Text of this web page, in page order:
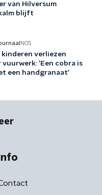
van Hilversum
blijft
NOS
kinderen verliezen
'Een cobra is
een handgranaat'
Info